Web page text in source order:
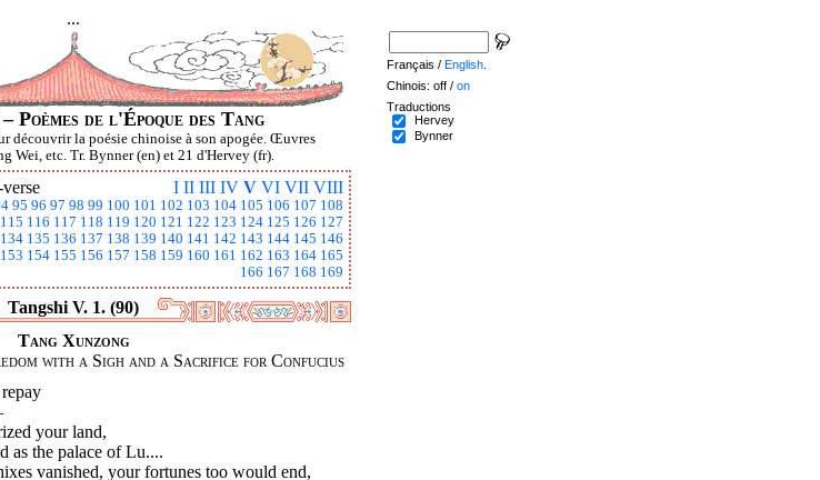
...
– Poèmes de l'Époque des Tang
découvrir la poésie chinoise à son apogée. Œuvres
Wei, etc. Tr. Bynner (en) et 21 d'Hervey (fr).
I II III IV V VI VII VIII
95 96 97 98 99 100 101 102 103 104 105 106 107 108
115 116 117 118 119 120 121 122 123 124 125 126 127
134 135 136 137 138 139 140 141 142 143 144 145 146
153 154 155 156 157 158 159 160 161 162 163 164 165
166 167 168 169
Tangshi V. 1. (90)
Tang Xunzong
with a Sigh and a Sacrifice for Confucius
your land,
as the palace of Lu....
vanished, your fortunes too would end,
Français / English
Chinois: off / on
Traductions
Hervey
Bynner